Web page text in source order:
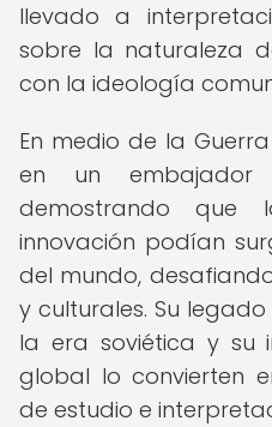
llevado a
sobre la naturaleza
con la ideología
En medio de la
en un embajador
demostrando
innovación podían
del mundo,
y culturales. Su
la era soviética y su
global lo convierten
de estudio e